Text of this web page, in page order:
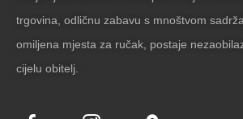
trgovina, odličnu zabavu s mnoštvom
omiljena mjesta za ručak, postaje
cijelu obitelj.